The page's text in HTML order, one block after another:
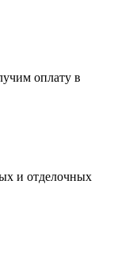
оплату в
и отделочных